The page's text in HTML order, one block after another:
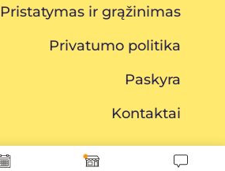
Pristatymas ir grąžinimas
Privatumo politika
Paskyra
Kontaktai